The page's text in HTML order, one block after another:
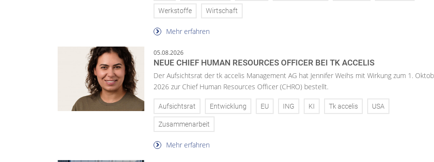
Werkstoffe Wirtschaft
Mehr erfahren
05.08.2026
NEUE CHIEF HUMAN RESOURCES OFFICER BEI TK ACCELIS
Der Aufsichtsrat der tk accelis Management AG hat Jennifer Weihs mit Wirkung zum 1.
2026 zur Chief Human Resources Officer (CHRO) bestellt.
Aufsichtsrat Entwicklung EU ING KI Tk accelis USA
Zusammenarbeit
Mehr erfahren